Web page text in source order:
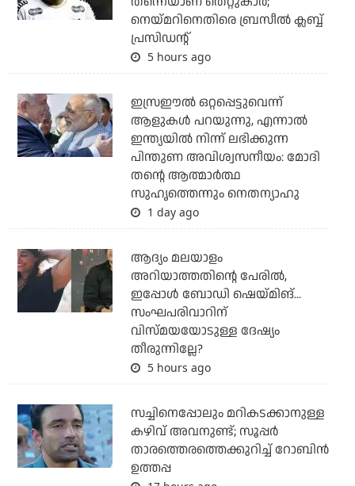
നെയ്മറിനെതിരെ ബ്രസീല്‍ ക്ലബ്ബ്
പ്രസിഡന്റ്
5 hours ago
ഇസ്രഈല്‍ ഒറ്റപ്പെട്ടുവെന്ന്
ആളുകള്‍ പറയുന്നു, എന്നാല്‍
ഇന്ത്യയില്‍ നിന്ന് ലഭിക്കുന്ന
പിന്തുണ അവിശ്വസനീയം: മോദി
തന്റെ ആത്മാര്‍ത്ഥ
സുഹൃത്തെന്നും നെതന്യാഹു
1 day ago
ആദ്യം മലയാളം
അറിയാത്തതിന്റെ പേരില്‍,
ഇപ്പോള്‍ ബോഡി ഷെയ്മിങ്...
സംഘപരിവാറിന്
വിസ്മയയോടുള്ള ദേഷ്യം
തീരുന്നില്ലേ?
5 hours ago
സച്ചിനെപ്പോലും മറികടക്കാനുള്ള
കഴിവ് അവനുണ്ട്; സൂപ്പര്‍
താരത്തെരത്തെക്കുറിച്ച് റോബിന്‍
ഉത്തപ്പ